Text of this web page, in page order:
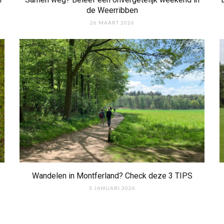
de Weerribben
26 MAART 2026
Wandelen in Montferland? Check deze 3 TIPS
3 JANUARI 2026